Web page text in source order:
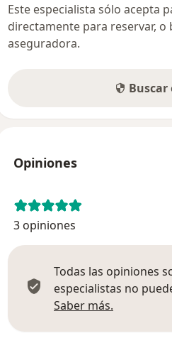
Este especialista sólo acepta
directamente para reservar,
aseguradora.
Buscar
Opiniones
3 opiniones
Todas las opiniones
especialistas no
Saber más.